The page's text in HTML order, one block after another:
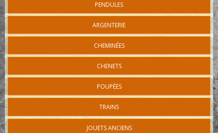
PENDULES
ARGENTERIE
CHEMINÉES
CHENETS
POUPÉES
TRAINS
JOUETS ANCIENS